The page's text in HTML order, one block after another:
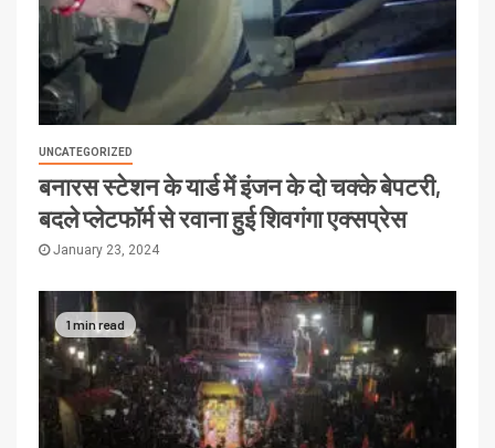
UNCATEGORIZED
बनारस स्टेशन के यार्ड में इंजन के दो चक्के बेपटरी,
बदले प्लेटफॉर्म से रवाना हुई शिवगंगा एक्सप्रेस
January 23, 2024
1 min read